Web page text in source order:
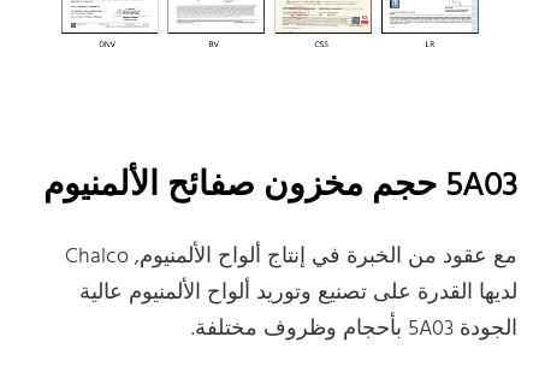
5A03 حجم مخزون صفائح الألمنيوم
مع عقود من الخبرة في إنتاج ألواح الألمنيوم, Chalco
لديها القدرة على تصنيع وتوريد ألواح الألمنيوم عالية
الجودة 5A03 بأحجام وظروف مختلفة.